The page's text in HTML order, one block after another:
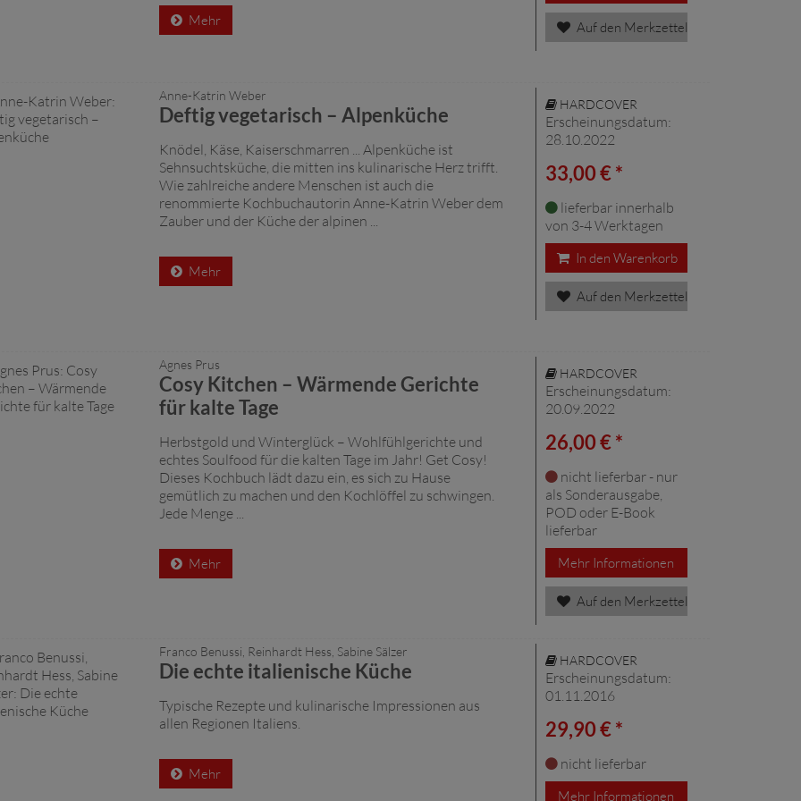
Mehr Auf den Merkzettel
Anne-Katrin Weber
Deftig vegetarisch – Alpenküche
Knödel, Käse, Kaiserschmarren ... Alpenküche ist
Sehnsuchtsküche, die mitten ins kulinarische Herz trifft.
Wie zahlreiche andere Menschen ist auch die
renommierte Kochbuchautorin Anne-Katrin Weber dem
Zauber und der Küche der alpinen ...
Mehr
HARDCOVER
Erscheinungsdatum:
28.10.2022
33,00 € *
lieferbar innerhalb
von 3-4 Werktagen
In den Warenkorb
Auf den Merkzettel
Agnes Prus
Cosy Kitchen – Wärmende Gerichte
für kalte Tage
Herbstgold und Winterglück – Wohlfühlgerichte und
echtes Soulfood für die kalten Tage im Jahr! Get Cosy!
Dieses Kochbuch lädt dazu ein, es sich zu Hause
gemütlich zu machen und den Kochlöffel zu schwingen.
Jede Menge ...
Mehr
HARDCOVER
Erscheinungsdatum:
20.09.2022
26,00 € *
nicht lieferbar - nur
als Sonderausgabe,
POD oder E-Book
lieferbar
Mehr Informationen
Auf den Merkzettel
Franco Benussi, Reinhardt Hess, Sabine Sälzer
Die echte italienische Küche
Typische Rezepte und kulinarische Impressionen aus
allen Regionen Italiens.
Mehr
HARDCOVER
Erscheinungsdatum:
01.11.2016
29,90 € *
nicht lieferbar
Mehr Informationen